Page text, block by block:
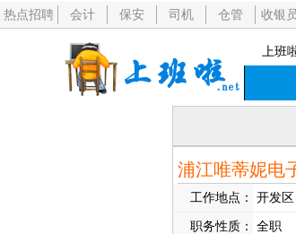
热点招聘 会计 保安 司机 仓管 收银
上班
浦江唯蒂妮电
工作地点： 开发区
职务性质：
全职